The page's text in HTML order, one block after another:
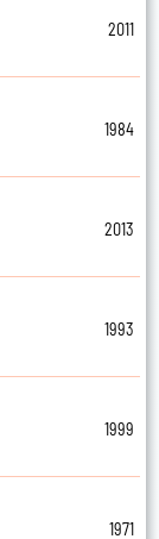
2011
1984
2013
1993
1999
1971